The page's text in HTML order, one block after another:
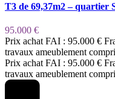
T3 de 69,37m2 – quartier
95.000 €
Prix achat FAI : 95.000 €
travaux ameublement
Prix achat FAI : 95.000 €
travaux ameublement